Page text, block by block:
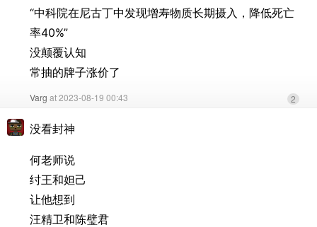
“中科院在尼古丁中发现增寿物质长期摄入，降低死亡
率40%”
没颠覆认知
常抽的牌子涨价了
Varg at 2023-08-19 00:43 2
没看封神
何老师说
纣王和妲己
让他想到
汪精卫和陈璧君